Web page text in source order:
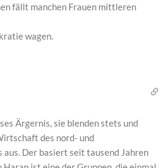
fällt manchen Frauen mittleren
wagen.
Ärgernis, sie blenden stets und
des nord- und
Der basiert seit tausend Jahren